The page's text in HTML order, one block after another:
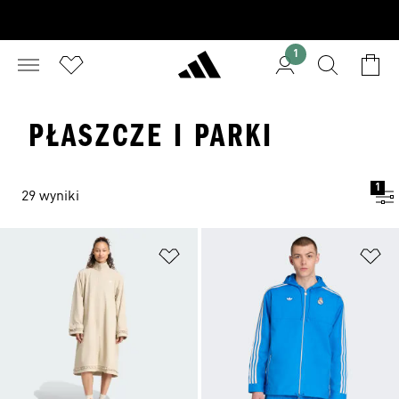
1
PŁASZCZE I PARKI
29 wyniki
1
Dodaj do listy życzeń